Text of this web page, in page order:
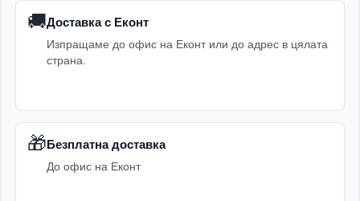
🚚Доставка с Еконт
Изпращаме до офис на Еконт или до адрес в цялата
страна.
🎁Безплатна доставка
До офис на Еконт